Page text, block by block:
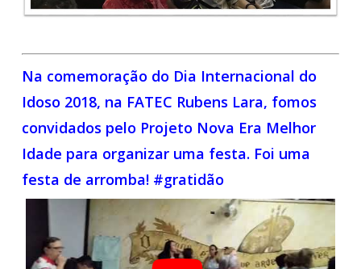
Na comemoração do Dia Internacional do
Idoso 2018, na FATEC Rubens Lara, fomos
convidados pelo Projeto Nova Era Melhor
Idade para organizar uma festa. Foi uma
festa de arromba! #gratidão